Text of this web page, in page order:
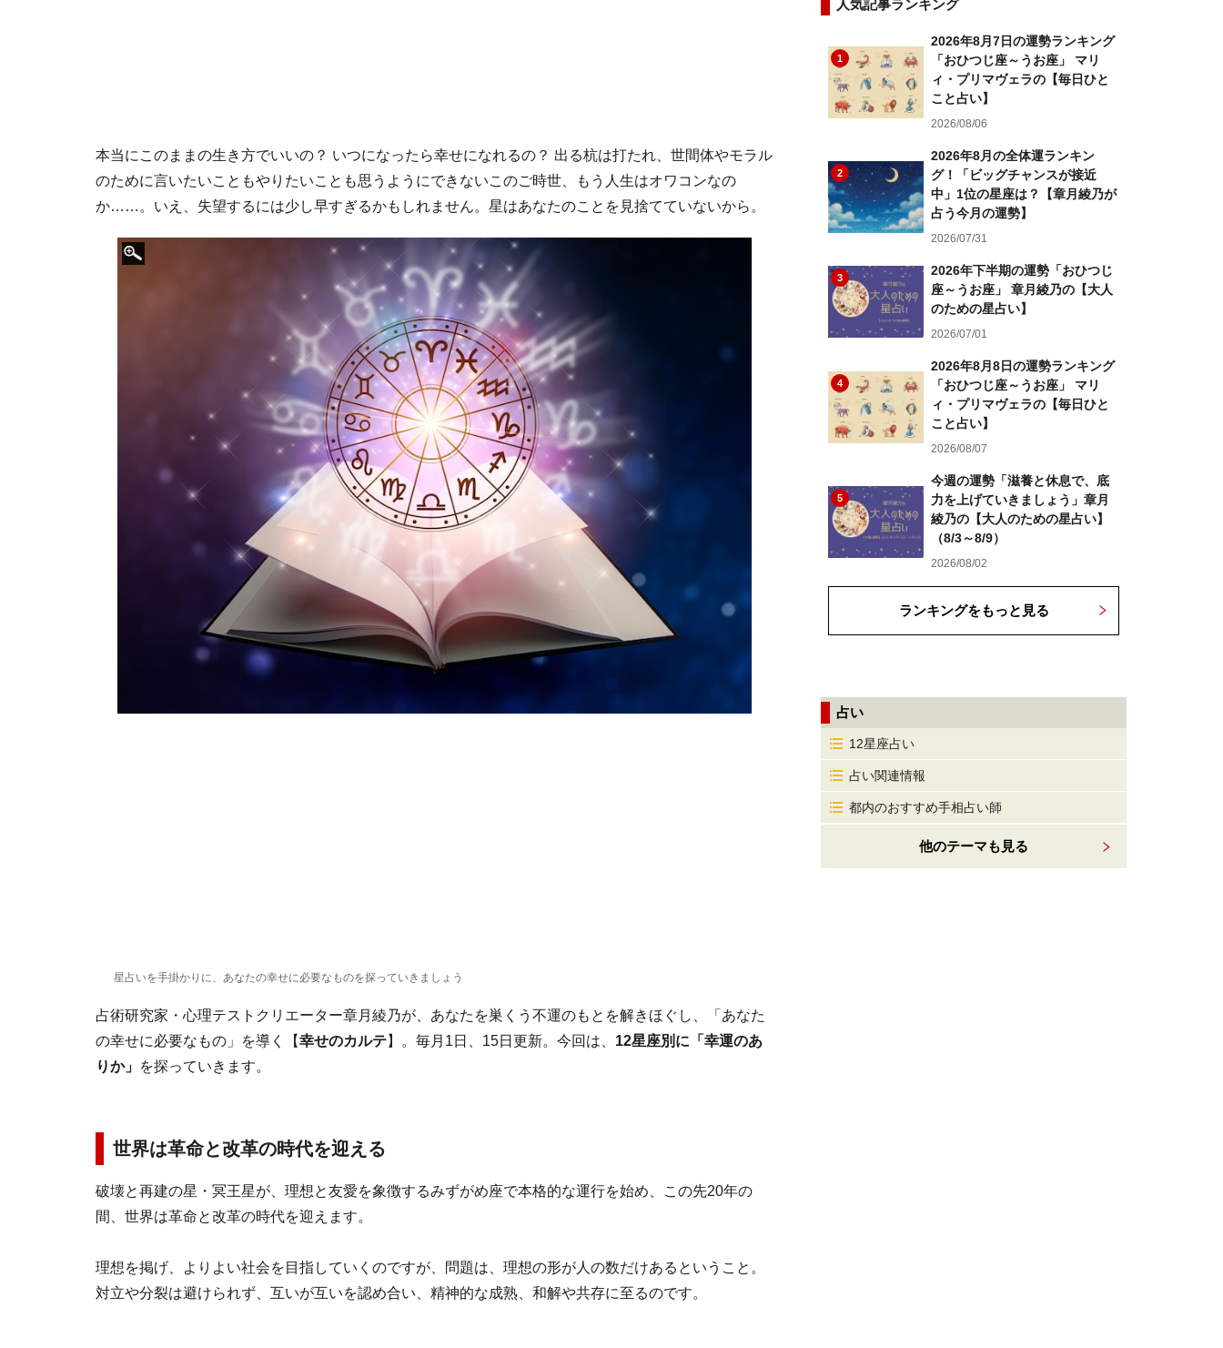
本当にこのままの生き方でいいの？ いつになったら幸せになれるの？ 出る杭は打たれ、世間体やモラル
のために言いたいこともやりたいことも思うようにできないこのご時世、もう人生はオワコンなの
か……。いえ、失望するには少し早すぎるかもしれません。星はあなたのことを見捨てていないから。
星占いを手掛かりに、あなたの幸せに必要なものを探っていきましょう
占術研究家・心理テストクリエーター章月綾乃が、あなたを巣くう不運のもとを解きほぐし、「あなた
の幸せに必要なもの」を導く【幸せのカルテ】。毎月1日、15日更新。今回は、 12星座別に「幸運のあ
りか」 を探っていきます。
世界は革命と改革の時代を迎える
破壊と再建の星・冥王星が、理想と友愛を象徴するみずがめ座で本格的な運行を始め、この先20年の
間、世界は革命と改革の時代を迎えます。
理想を掲げ、よりよい社会を目指していくのですが、問題は、理想の形が人の数だけあるということ。
対立や分裂は避けられず、互いが互いを認め合い、精神的な成熟、和解や共存に至るのです。
人気記事ランキング
1
2026年8月7日の運勢ランキング
「おひつじ座～うお座」 マリ
ィ・プリマヴェラの【毎日ひと
こと占い】
2026/08/06
2
2026年8月の全体運ランキン
グ！「ビッグチャンスが接近
中」1位の星座は？【章月綾乃が
占う今月の運勢】
2026/07/31
3
2026年下半期の運勢「おひつじ
座～うお座」 章月綾乃の【大人
のための星占い】
2026/07/01
4
2026年8月8日の運勢ランキング
「おひつじ座～うお座」 マリ
ィ・プリマヴェラの【毎日ひと
こと占い】
2026/08/07
5
今週の運勢「滋養と休息で、底
力を上げていきましょう」章月
綾乃の【大人のための星占い】
（8/3～8/9）
2026/08/02
ランキングをもっと見る
占い
12星座占い
占い関連情報
都内のおすすめ手相占い師
他のテーマも見る